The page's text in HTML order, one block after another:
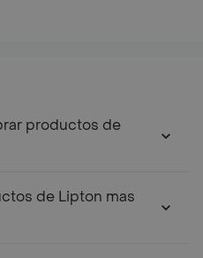
productos de
de Lipton mas